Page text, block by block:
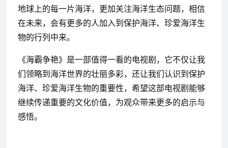
地球上的每一片海洋，更加关注海洋生态问题，相信
在未来，会有更多的人加入到保护海洋、珍爱海洋生
物的行列中来。
《海霸争艳》是一部值得一看的电视剧，它不仅让我
们领略到海洋世界的壮丽多彩，还让我们认识到保护
海洋、珍爱海洋生物的重要性，希望这部电视剧能够
继续传递重要的文化价值，为观众带来更多的启示与
感悟。